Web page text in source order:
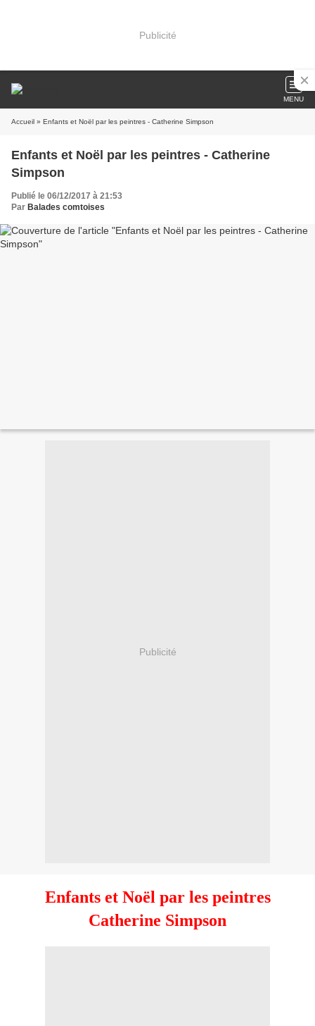
Publicité
MENU
Accueil » Enfants et Noël par les peintres - Catherine Simpson
Enfants et Noël par les peintres - Catherine
Simpson
Publié le 06/12/2017 à 21:53
Par Balades comtoises
Publicité
Enfants et Noël par les peintres
Catherine Simpson